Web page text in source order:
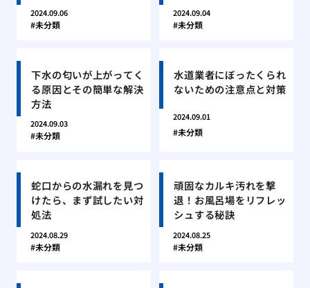
2024.09.06
未分類
2024.09.04
未分類
下水の匂いが上がってく
る原因とその簡単な解決
方法
2024.09.03
未分類
水道業者にぼったくられ
ないための注意点と対策
2024.09.01
未分類
蛇口からの水漏れを見つ
けたら、まず試したい対
処法
2024.08.29
未分類
頑固なカルキ汚れを撃
退！お風呂場をリフレッ
シュする秘訣
2024.08.25
未分類